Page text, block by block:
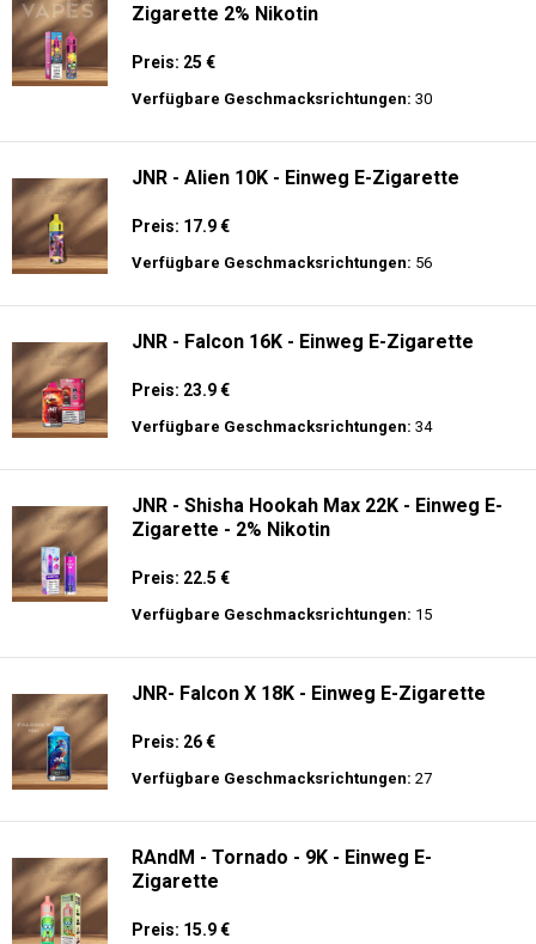
Zigarette 2% Nikotin
Preis: 25 €
Verfügbare Geschmacksrichtungen: 30
JNR - Alien 10K - Einweg E-Zigarette
Preis: 17.9 €
Verfügbare Geschmacksrichtungen: 56
JNR - Falcon 16K - Einweg E-Zigarette
Preis: 23.9 €
Verfügbare Geschmacksrichtungen: 34
JNR - Shisha Hookah Max 22K - Einweg E-
Zigarette - 2% Nikotin
Preis: 22.5 €
Verfügbare Geschmacksrichtungen: 15
JNR- Falcon X 18K - Einweg E-Zigarette
Preis: 26 €
Verfügbare Geschmacksrichtungen: 27
RAndM - Tornado - 9K - Einweg E-
Zigarette
Preis: 15.9 €